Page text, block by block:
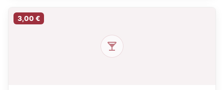
3,00 €